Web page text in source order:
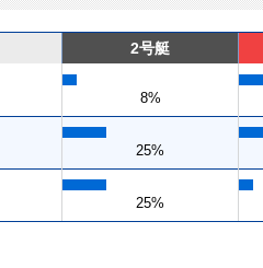
2号艇
8%
25%
25%